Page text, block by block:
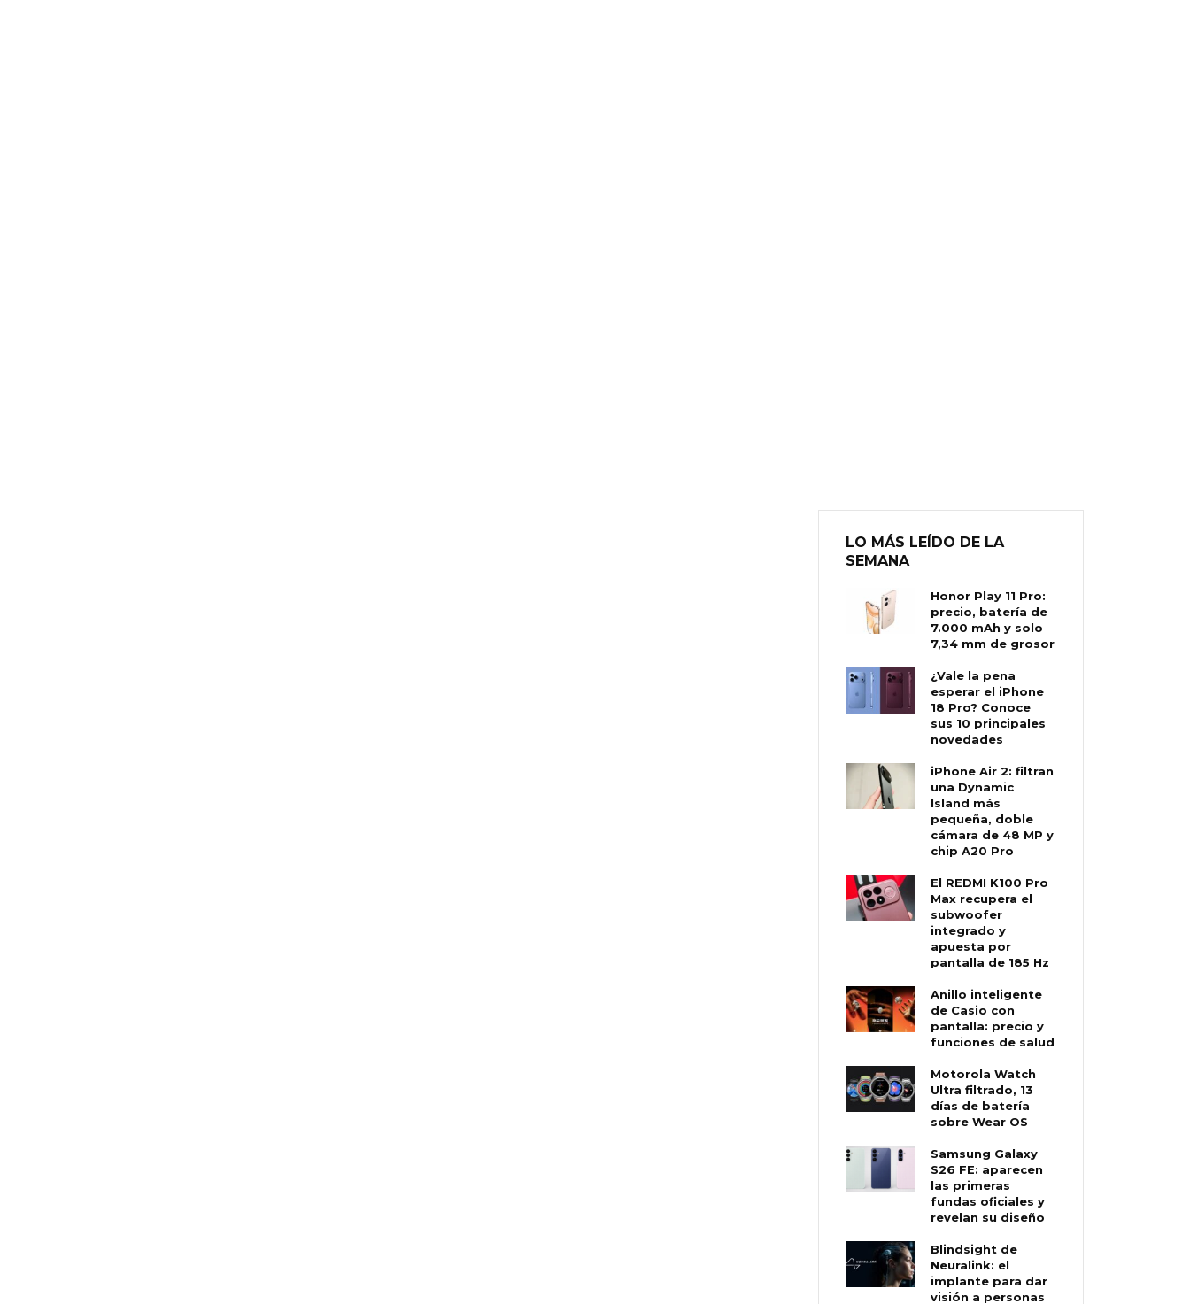
LO MÁS LEÍDO DE LA
SEMANA
Honor Play 11 Pro:
precio, batería de
7.000 mAh y solo
7,34 mm de grosor
¿Vale la pena
esperar el iPhone
18 Pro? Conoce
sus 10 principales
novedades
iPhone Air 2: filtran
una Dynamic
Island más
pequeña, doble
cámara de 48 MP y
chip A20 Pro
El REDMI K100 Pro
Max recupera el
subwoofer
integrado y
apuesta por
pantalla de 185 Hz
Anillo inteligente
de Casio con
pantalla: precio y
funciones de salud
Motorola Watch
Ultra filtrado, 13
días de batería
sobre Wear OS
Samsung Galaxy
S26 FE: aparecen
las primeras
fundas oficiales y
revelan su diseño
Blindsight de
Neuralink: el
implante para dar
visión a personas